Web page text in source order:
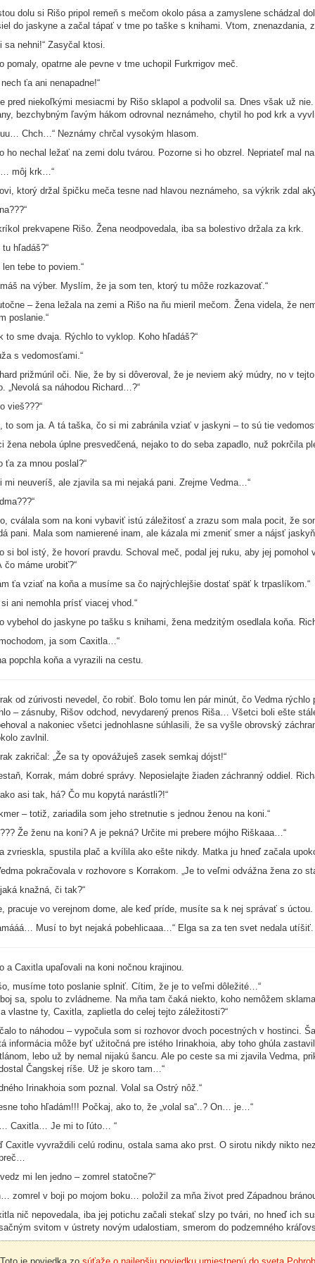
dolu si Rišo pripol remeň s mečom okolo pása a zamyslene schádzal
do jaskyne a začal tápať v tme po taške s knihami. Vtom, znenazdania,
sa nehni!“ Zasyčal ktosi.
pomaly, opatrne ale pevne v tme uchopil Furkrrigov meč.
nech ťa ani nenapadne!“
pred niekoľkými mesiacmi by Rišo sklapol a podvolil sa. Dnes však už
bezchybným ľavým hákom odrovnal neznámeho, chytil ho pod krk a
Chch…“ Neznámy chrčal vysokým hlasom.
ho nechal ležať na zemi dolu tvárou. Pozorne si ho obzrel. Nepriateľ mal
môj krk…“
ktorý držal špičku meča tesne nad hlavou neznámeho, sa výkrik zdal
prekvapene Rišo. Žena neodpovedala, iba sa bolestivo držala za krk.
tu hľadáš?“
len tebe to poviem.“
na výber. Myslím, že ja som ten, ktorý tu môže rozkazovať.“
– žena ležala na zemi a Rišo na ňu mieril mečom. Žena videla, že
poslanie.“
to sme dvaja. Rýchlo to vyklop. Koho hľadáš?“
s vedomosťami.“
prižmúril oči. Nie, že by si dôveroval, že je neviem aký múdry, no v
„Nevolá sa náhodou Richard…?“
vieš???“
to som ja. A tá taška, čo si mi zabránila vziať v jaskyni – to sú tie
žena nebola úplne presvedčená, nejako to do seba zapadlo, nuž pokrčila
ťa za mnou poslal?“
mi neuveríš, ale zjavila sa mi nejaká pani. Zrejme Vedma…“
cválala som na koni vybaviť istú záležitosť a zrazu som mala pocit, že
pani. Mala som namierené inam, ale kázala mi zmeniť smer a nájsť
si bol istý, že hovorí pravdu. Schoval meč, podal jej ruku, aby jej
čo máme urobiť?“
ťa vziať na koňa a musíme sa čo najrýchlejšie dostať späť k trpaslíkom.“
si ani nemohla prísť viacej vhod.“
vybehol do jaskyne po tašku s knihami, žena medzitým osedlala koňa.
ja som Caxitla…“
popchla koňa a vyrazili na cestu.
od zúrivosti nevedel, čo robiť. Bolo tomu len pár minút, čo Vedma
– zásnuby, Rišov odchod, nevydarený prenos Riša… Všetci boli ešte
a nakoniec všetci jednohlasne súhlasili, že sa vyšle obrovský
zavlnil.
zakričal: „Že sa ty opovážuješ zasek semkaj dójst!“
Korrak, mám dobré správy. Neposielajte žiaden záchranný oddiel.
asi tak, há? Čo mu kopytá narástli?!“
– totiž, zariadila som jeho stretnutie s jednou ženou na koni.“
Že ženu na koni? A je pekná? Určite mi prebere mójho Riškaaa…“
zvrieskla, spustila plač a kvílila ako ešte nikdy. Matka ju hneď začala
pokračovala v rozhovore s Korrakom. „Je to veľmi odvážna žena zo
knažná, či tak?“
pracuje vo verejnom dome, ale keď príde, musíte sa k nej správať s
Musí to byt nejaká pobehlicaaa…“ Elga sa za ten svet nedala utíšiť.
a Caxitla upaľovali na koni nočnou krajinou.
musíme toto poslanie splniť. Cítim, že je to veľmi dôležité…“
sa, spolu to zvládneme. Na mňa tam čaká niekto, koho nemôžem
vlastne ty, Caxitla, zaplietla do celej tejto záležitosti?“
to náhodou – vypočula som si rozhovor dvoch pocestných v hostinci.
informácia môže byť užitočná pre istého Irinakhoia, aby toho ghúla
lebo už by nemal nijakú šancu. Ale po ceste sa mi zjavila Vedma,
Čangskej ríše. Už je skoro tam…“
Irinakhoia som poznal. Volal sa Ostrý nôž.“
toho hľadám!!! Počkaj, ako to, že „volal sa“..? On… je…“
Caxitla… Je mi to ľúto… “
Caxitle vyvraždili celú rodinu, ostala sama ako prst. O sirotu nikdy nikto
mi len jedno – zomrel statočne?“
zomrel v boji po mojom boku… položil za mňa život pred Západnou
nič nepovedala, iba jej potichu začali stekať slzy po tvári, no hneď ich
svitom v ústrety novým udalostiam, smerom do podzemného